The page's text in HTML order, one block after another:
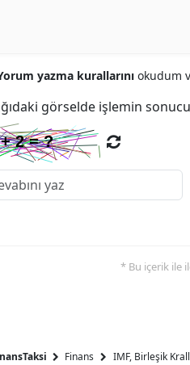
yazma kurallarını okudum
görselde işlemin
* Bu içerik ile
Finans IMF, Birleşik